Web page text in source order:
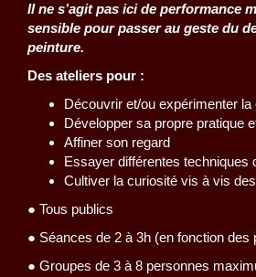
Il ne s’agit pas ici de performance
sensible pour passer au geste du
peinture.
Des ateliers pour :
Découvrir et/ou expérimenter
Développer sa propre pratique
Affiner son regard
Essayer différentes techniques
Cultiver la curiosité vis à vis
● Tous publics
● Séances de 2 à 3h (en fonction des
● Groupes de 3 à 8 personnes